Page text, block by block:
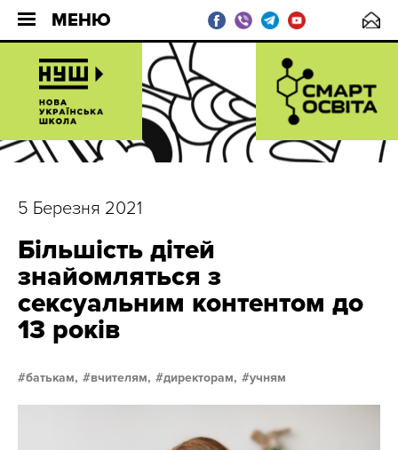
МЕНЮ
5 Березня 2021
Більшість дітей
знайомляться з
сексуальним контентом до
13 років
батькам, вчителям, директорам, учням